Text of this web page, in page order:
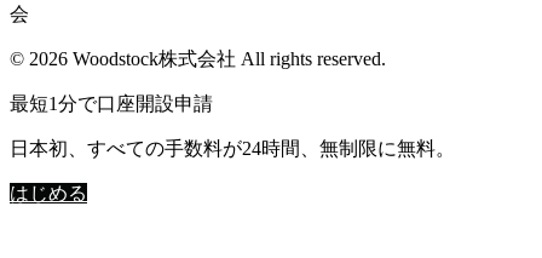
会
© 2026 Woodstock株式会社 All rights reserved.
最短1分で口座開設申請
日本初、すべての手数料が24時間、無制限に無料。
はじめる